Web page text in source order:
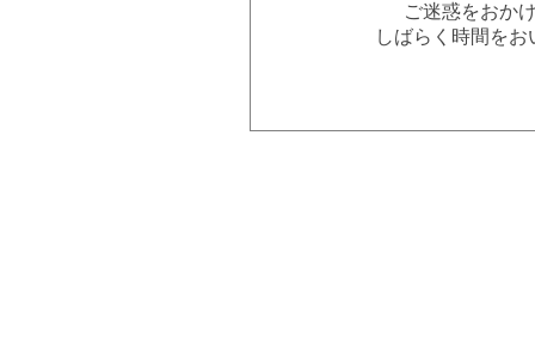
ご迷惑をおか
しばらく時間を